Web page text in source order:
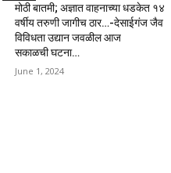
मोठी बातमी; अज्ञात वाहनाच्या धडकेत १४
वर्षीय तरुणी जागीच ठार…-देसाईगंज जैव
विविधता उद्यान जवळील आज
सकाळची घटना…
June 1, 2024